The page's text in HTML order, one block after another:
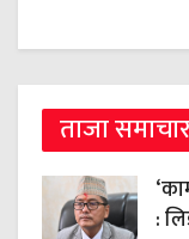
ताजा
: